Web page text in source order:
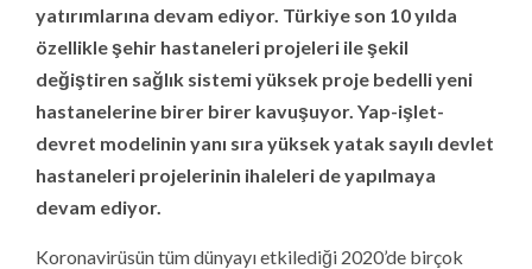
yatırımlarına devam ediyor. Türkiye son 10 yılda
özellikle şehir hastaneleri projeleri ile şekil
değiştiren sağlık sistemi yüksek proje bedelli yeni
hastanelerine birer birer kavuşuyor. Yap-işlet-
devret modelinin yanı sıra yüksek yatak sayılı devlet
hastaneleri projelerinin ihaleleri de yapılmaya
devam ediyor.
Koronavirüsün tüm dünyayı etkilediği 2020’de birçok